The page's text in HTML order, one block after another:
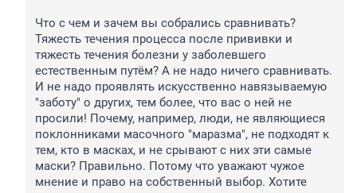
Что с чем и зачем вы собрались сравнивать?
Тяжесть течения процесса после прививки и
тяжесть течения болезни у заболевшего
естественным путём? А не надо ничего сравнивать.
И не надо проявлять искусственно навязываемую
"заботу" о других, тем более, что вас о ней не
просили! Почему, например, люди, не являющиеся
поклонниками масочного "маразма", не подходят к
тем, кто в масках, и не срывают с них эти самые
маски? Правильно. Потому что уважают чужое
мнение и право на собственный выбор. Хотите